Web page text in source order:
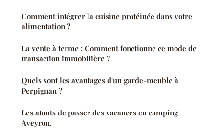
Comment intégrer la cuisine protéinée dans votre
alimentation ?
La vente à terme : Comment fonctionne ce mode de
transaction immobilière ?
Quels sont les avantages d'un garde-meuble à
Perpignan ?
Les atouts de passer des vacances en camping
Aveyron.